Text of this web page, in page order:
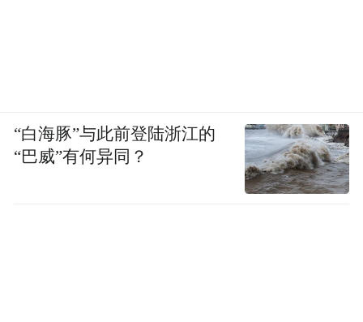
“白海豚”与此前登陆浙江的
“巴威”有何异同？